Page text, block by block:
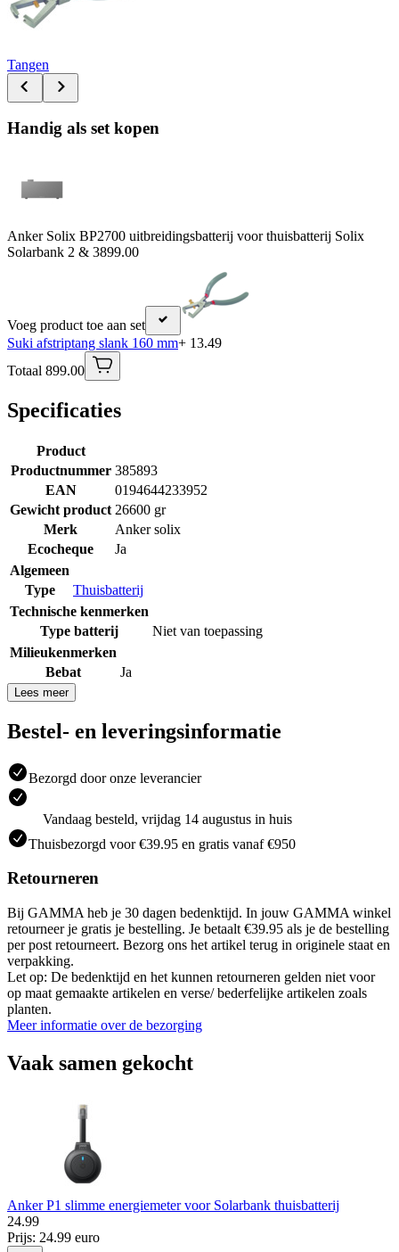
Tangen
Handig als set kopen
Anker Solix BP2700 uitbreidingsbatterij voor thuisbatterij Solix
Solarbank 2 & 3899.00
Voeg product toe aan set
Suki afstriptang slank 160 mm+ 13.49
Totaal 899.00
Specificaties
Product
Productnummer 385893
EAN
0194644233952
Gewicht product 26600 gr
Merk
Anker solix
Ecocheque
Ja
Algemeen
Type
Thuisbatterij
Technische kenmerken
Type batterij
Niet van toepassing
Milieukenmerken
Bebat
Ja
Lees meer
Bestel- en leveringsinformatie
Bezorgd door onze leverancier
Vandaag besteld, vrijdag 14 augustus in huis
Thuisbezorgd voor €39.95 en gratis vanaf €950
Retourneren
Bij GAMMA heb je 30 dagen bedenktijd. In jouw GAMMA winkel
retourneer je gratis je bestelling. Je betaalt €39.95 als je de bestelling
per post retourneert. Bezorg ons het artikel terug in originele staat en
verpakking.
Let op: De bedenktijd en het kunnen retourneren gelden niet voor
op maat gemaakte artikelen en verse/ bederfelijke artikelen zoals
planten.
Meer informatie over de bezorging
Vaak samen gekocht
Anker P1 slimme energiemeter voor Solarbank thuisbatterij
24.99
Prijs: 24.99 euro